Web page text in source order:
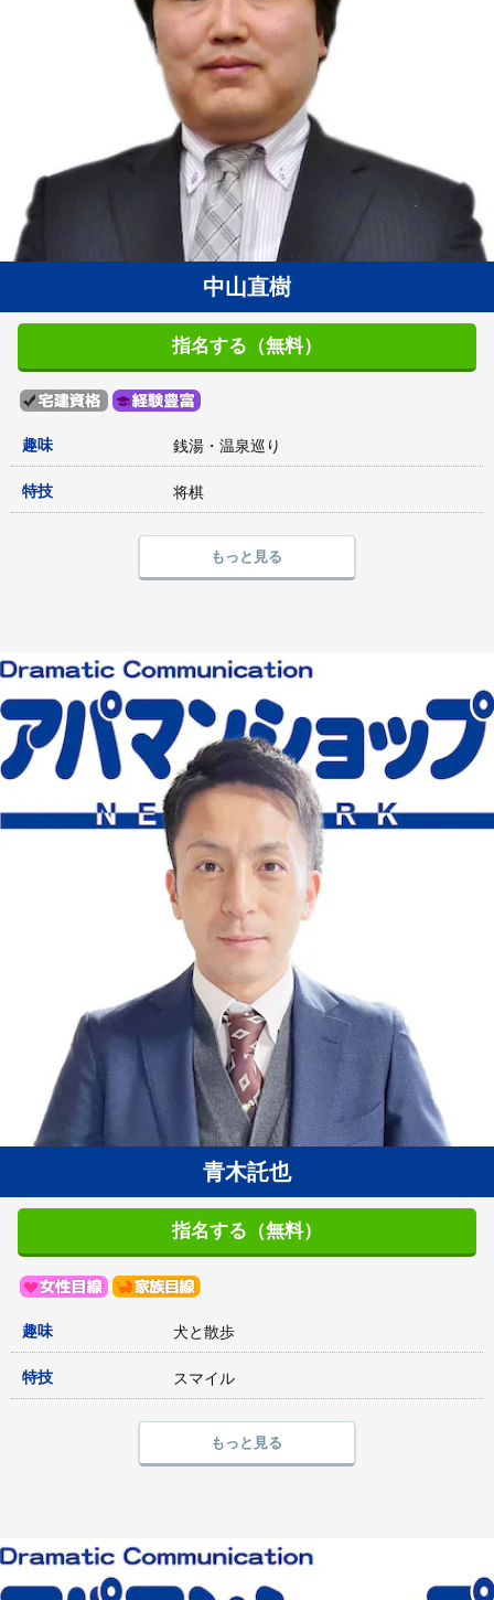
中山直樹
指名する（無料）
趣味 銭湯・温泉巡り
特技 将棋
もっと見る
青木託也
指名する（無料）
趣味 犬と散歩
特技 スマイル
もっと見る